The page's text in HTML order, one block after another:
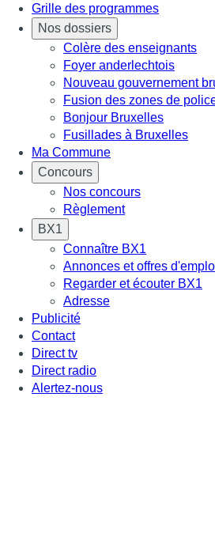
Grille des programmes
Nos dossiers
Colère des enseignants
Foyer anderlechtois
Nouveau gouvernement
Fusion des zones de
Bonjour Bruxelles
Fusillades à Bruxelles
Ma Commune
Concours
Nos concours
Règlement
BX1
Connaître BX1
Annonces et offres
Regarder et écouter BX1
Adresse
Publicité
Contact
Direct tv
Direct radio
Alertez-nous